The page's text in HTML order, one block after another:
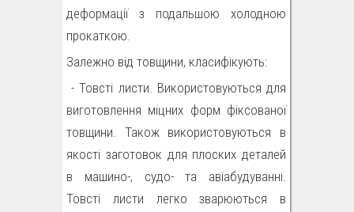
деформації з подальшою холодною
прокаткою.
Залежно від товщини, класифікують:
- Товсті листи. Використовуються для
виготовлення міцних форм фіксованої
товщини. Також використовуються в
якості заготовок для плоских деталей
в машино-, судо- та авіабудуванні.
Товсті листи легко зварюються в